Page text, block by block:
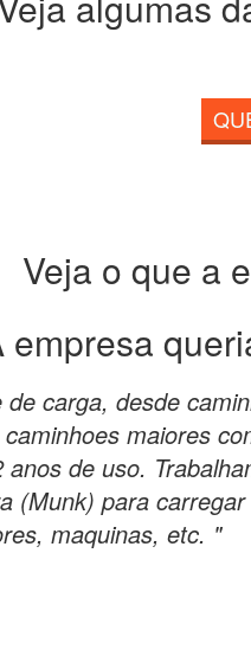
Veja o que a
empresa
carga, desde
maiores
de uso.
(Munk) para
maquinas, etc. "